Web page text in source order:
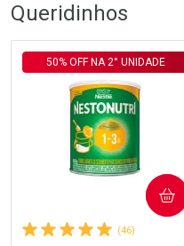
Queridinhos
(46)
50% OFF NA 2° UNIDADE
COMPRAR